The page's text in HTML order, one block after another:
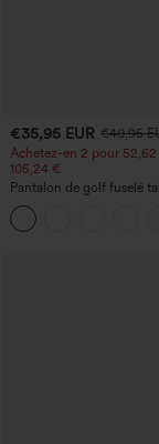
€35,95 EUR €40,95
Achetez-en 2 pour
105,24 €
Pantalon de golf fuselé
cordon, ourlet incurvé,
avec poches — UPF40+